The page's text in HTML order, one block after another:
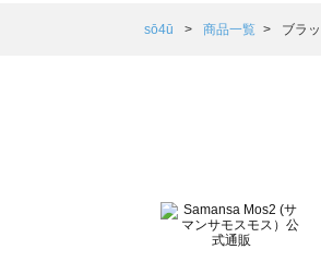
Samansa Mos2 Lagom（サ
BETTY'S BLUE（べティーズ
Wpc.（ワールドパーティー）
sō4ū 商品一覧 ブラ